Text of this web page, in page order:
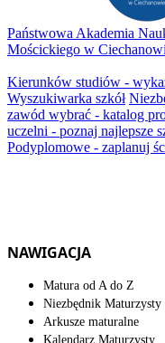
Państwowa Akademia
Mościckiego w
Kierunków studiów -
Wyszukiwarka szkół
zawód wybrać - katalog
uczelni - poznaj najlepsze
Podyplomowe - zaplanuj
NAWIGACJA
Matura od A do Z
Niezbędnik Maturzysty
Arkusze maturalne
Kalendarz Maturzysty